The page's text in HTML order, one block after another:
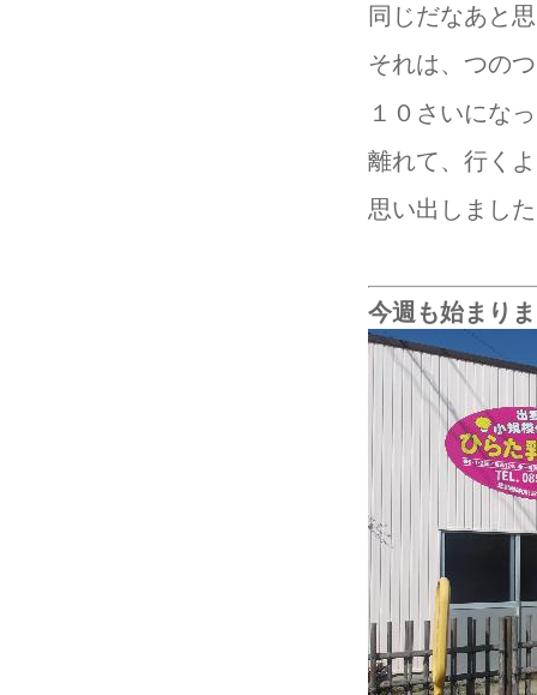
同じだなあと
それは、つの
１０さいにな
離れて、行く
思い出しまし
今週も始まり